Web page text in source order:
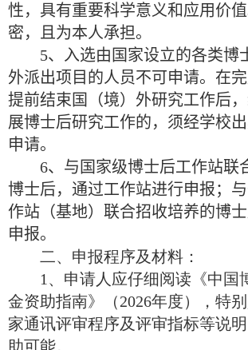
性，具有重要科学意义和应用价值
密，
且为本人承担。
5、入选由 国家设立的各类博
外派出项目的人员不可申请。 在
提前结束国（境）外研究工作后
展博士后研究工作的，须经学校
申请。
6、 与国家级博士后工作站联
博士后，通过工作站进行申报；
作站（基地） 联合招收培养的博
申报。
二、申报程序及材料：
1 、申请人应仔细阅读《中国
金资助指南》（2026年度），特
家通讯评审程序及评审指标等说
助可能。